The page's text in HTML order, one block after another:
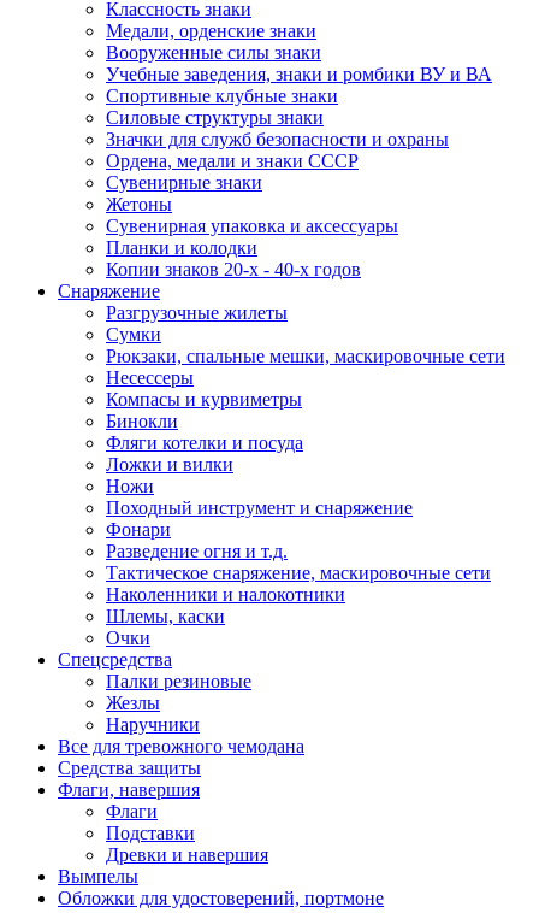
Классность знаки
Медали, орденские знаки
Вооруженные силы знаки
Учебные заведения, знаки и ромбики ВУ и ВА
Спортивные клубные знаки
Силовые структуры знаки
Значки для служб безопасности и охраны
Ордена, медали и знаки СССР
Сувенирные знаки
Жетоны
Сувенирная упаковка и аксессуары
Планки и колодки
Копии знаков 20-х - 40-х годов
Снаряжение
Разгрузочные жилеты
Сумки
Рюкзаки, спальные мешки, маскировочные сети
Несессеры
Компасы и курвиметры
Бинокли
Фляги котелки и посуда
Ложки и вилки
Ножи
Походный инструмент и снаряжение
Фонари
Разведение огня и т.д.
Тактическое снаряжение, маскировочные сети
Наколенники и налокотники
Шлемы, каски
Очки
Спецсредства
Палки резиновые
Жезлы
Наручники
Все для тревожного чемодана
Средства защиты
Флаги, навершия
Флаги
Подставки
Древки и навершия
Вымпелы
Обложки для удостоверений, портмоне